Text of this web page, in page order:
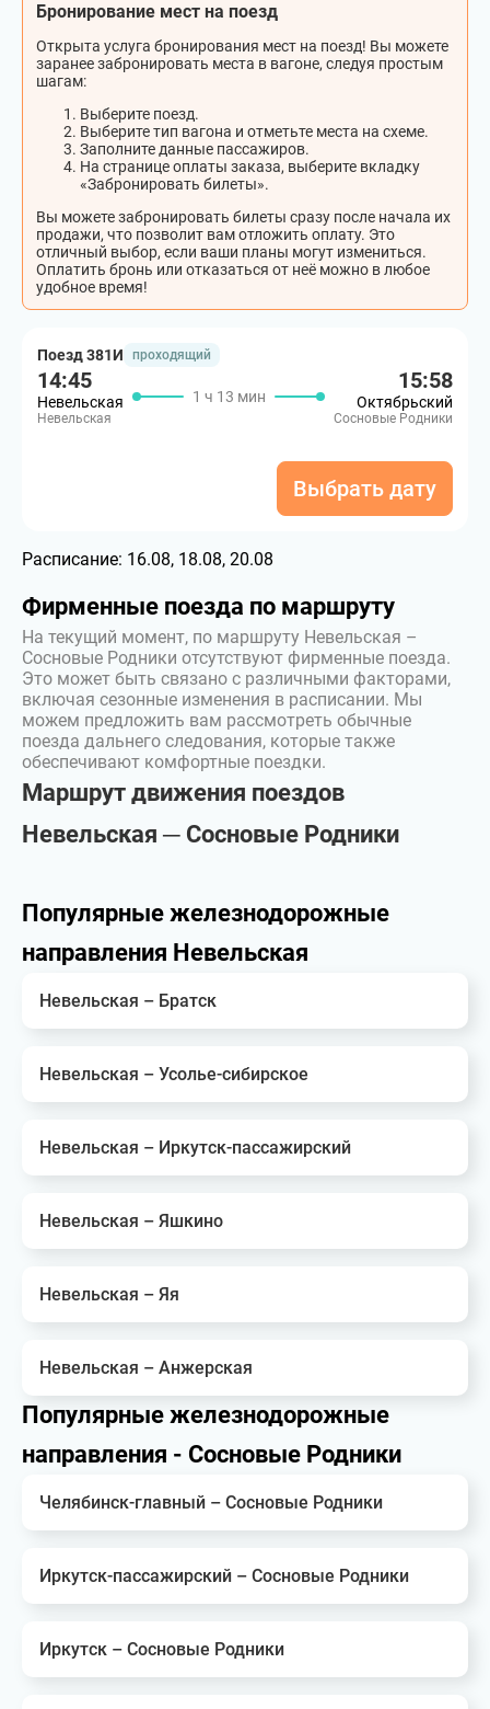
Бронирование мест на поезд
Открыта услуга бронирования мест на поезд! Вы можете
заранее забронировать места в вагоне, следуя простым
шагам:
Выберите поезд.
Выберите тип вагона и отметьте места на схеме.
Заполните данные пассажиров.
На странице оплаты заказа, выберите вкладку
«Забронировать билеты».
Вы можете забронировать билеты сразу после начала их
продажи, что позволит вам отложить оплату. Это
отличный выбор, если ваши планы могут измениться.
Оплатить бронь или отказаться от неё можно в любое
удобное время!
Поезд 381И проходящий
14:45
Невельская
Невельская
1 ч 13 мин
15:58
Октябрьский
Сосновые Родники
Выбрать дату
Расписание: 16.08, 18.08, 20.08
Фирменные поезда по маршруту
На текущий момент, по маршруту Невельская –
Сосновые Родники отсутствуют фирменные поезда.
Это может быть связано с различными факторами,
включая сезонные изменения в расписании. Мы
можем предложить вам рассмотреть обычные
поезда дальнего следования, которые также
обеспечивают комфортные поездки.
Маршрут движения поездов
Невельская ─ Сосновые Родники
Популярные железнодорожные
направления Невельская
Невельская – Братск
Невельская – Усолье-сибирское
Невельская – Иркутск-пассажирский
Невельская – Яшкино
Невельская – Яя
Невельская – Анжерская
Популярные железнодорожные
направления - Сосновые Родники
Челябинск-главный – Сосновые Родники
Иркутск-пассажирский – Сосновые Родники
Иркутск – Сосновые Родники